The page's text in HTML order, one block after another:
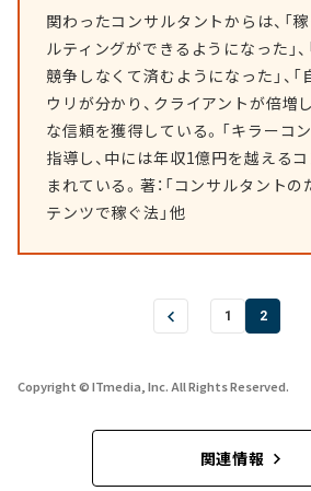
関わったコンサルタントからは、「
ルティングができるようになった」
競争しなくて済むようになった」、
ウリが分かり、クライアントが倍増
な信頼を獲得している。「キラーコ
指導し、中には年収1億円を越える
まれている。著：「コンサルタント
テンツで稼ぐ法」他
1 2
Copyright © ITmedia, Inc. All Rights Reserved.
関連情報